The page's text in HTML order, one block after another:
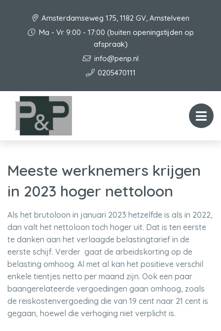
Amsterdamseweg 175, 1182 GV, Amstelveen
Ma - Vr 9:00 - 17:00 (buiten openingstijden op
afspraak)
info@penp.nl
0205470111
Meeste werknemers krijgen
in 2023 hoger nettoloon
Als het brutoloon in januari 2023 hetzelfde is als in 2022,
dan valt het nettoloon toch hoger uit. Dat is ten eerste
te danken aan het verlaagde belastingtarief in de
eerste schijf. Verder gaat de arbeidskorting op de
belasting omhoog. Al met al kan het positieve verschil
enkele tientjes netto per maand zijn. Ook een paar
baangerelateerde vergoedingen gaan omhoog, zoals
de reiskostenvergoeding die van 19 cent naar 21 cent is
gegaan, hoewel die verhoging niet verplicht is.